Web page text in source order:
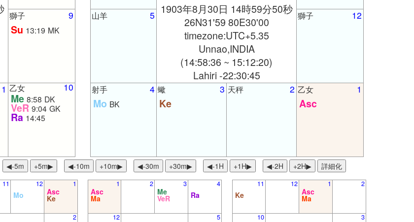
9
獅子
Su 13:19 MK
10
乙女
Me 8:58 DK
VeR 9:04 GK
Ra 14:45
1903年8月30日 14時59分50秒
26N31'59 80E30'00
timezone:UTC+5.35
Unnao,INDIA
(14:58:36 ~ 15:12:20)
Lahiri -22:30:45
5
山羊 12
獅子
4
射手
Mo BK
3
蠍
Ke
2
天秤 1
乙女
Asc
◀︎-5m +5m▶ ◀︎-10m +10m▶︎ ◀︎-30m +30m▶︎ ◀︎-1H +1H▶ ◀︎-2H +2H▶ 詳細化
11
Mo
12
Asc
Ke
1
2
Asc
Ma
1 2
Me
VeR
3
Ra
4
12 5
Ke
11 12
Asc
Ma
1 2
10 3